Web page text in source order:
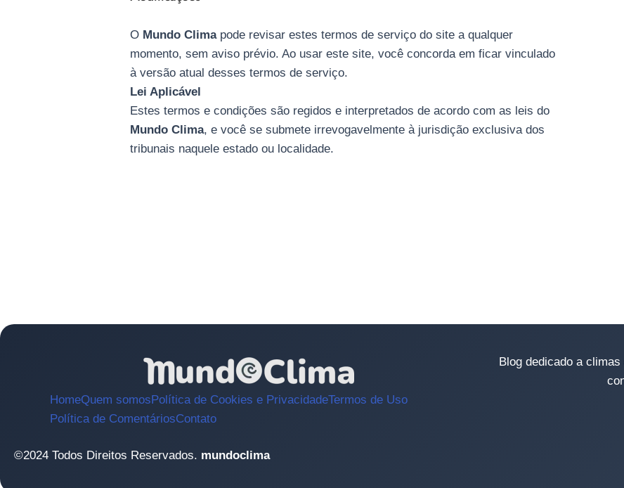
O Mundo Climapode revisar estes termos de serviço do site a qualquer
momento, sem aviso prévio. Ao usar este site, você concorda em ficar vinculado
à versão atual desses termos de serviço.
Lei Aplicável
Estes termos e condições são regidos e interpretados de acordo com as leis do
Mundo Clima, e você se submete irrevogavelmente à jurisdição exclusiva dos
tribunais naquele estado ou localidade.
Blog dedicado a
HomeQuem somosPolítica de Cookies e PrivacidadeTermos de Uso
Política de ComentáriosContato
©2024 Todos Direitos Reservados. mundoclima